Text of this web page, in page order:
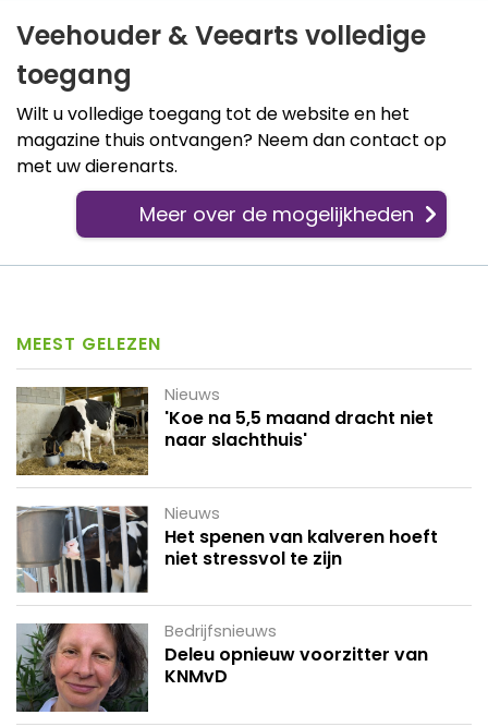
Veehouder & Veearts volledige
toegang
Wilt u volledige toegang tot de website en het
magazine thuis ontvangen? Neem dan contact op
met uw dierenarts.
Meer over de mogelijkheden
MEEST GELEZEN
Nieuws
'Koe na 5,5 maand dracht niet
naar slachthuis'
Nieuws
Het spenen van kalveren hoeft
niet stressvol te zijn
Bedrijfsnieuws
Deleu opnieuw voorzitter van
KNMvD